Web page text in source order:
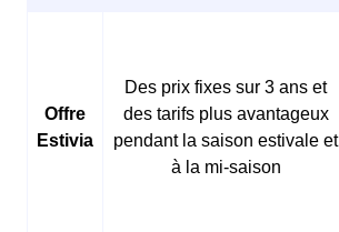
Offre
Estivia
Des prix fixes sur 3 ans et
des tarifs plus avantageux
pendant la saison estivale et
à la mi-saison